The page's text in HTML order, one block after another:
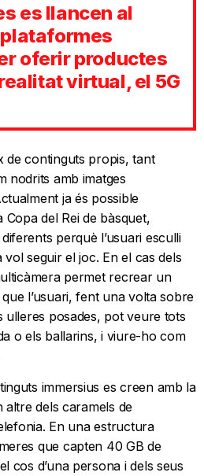
es llancen al
oferir productes
virtual, el 5G
de continguts propis, tant
nodrits amb imatges
ja és possible
del Rei de bàsquet,
perquè l’usuari esculli
seguir el joc. En el cas dels
permet recrear un
l’usuari, fent una volta sobre
ulleres posades, pot veure tots
o els ballarins, i viure-ho com
immersius es creen amb la
altre dels caramels de
En una estructura
que capten 40 GB de
cos d’una persona i dels seus